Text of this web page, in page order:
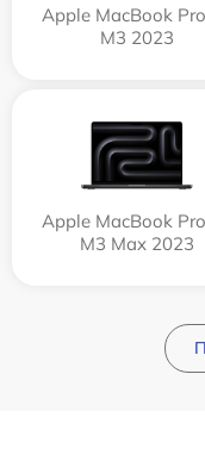
Apple MacBook
M3 2023
Apple MacBook
M3 Max 2023